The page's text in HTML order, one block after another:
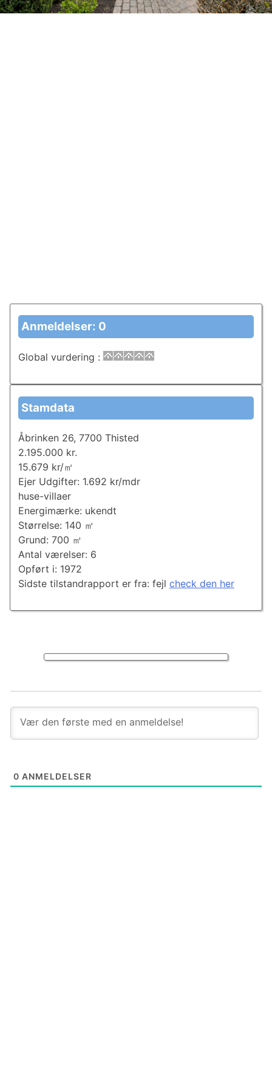
0 ANMELDELSER
Anmeldelser: 0
Global vurdering :
Stamdata
Åbrinken 26, 7700 Thisted
2.195.000 kr.
15.679 kr/㎡
Ejer Udgifter: 1.692 kr/mdr
huse-villaer
Energimærke: ukendt
Størrelse: 140 ㎡
Grund: 700 ㎡
Antal værelser: 6
Opført i: 1972
Sidste tilstandrapport er fra: fejl check den her